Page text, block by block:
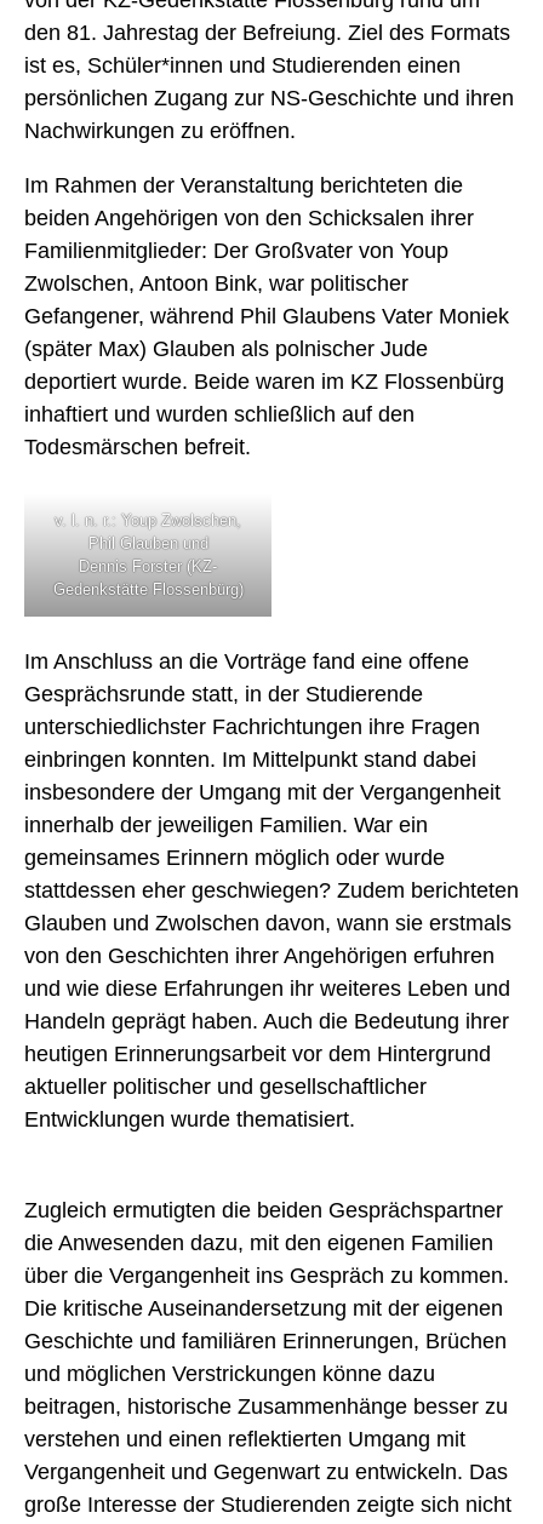
NEWS
ÜBER UNS
TEAM
BEIRAT & MITGLIEDER
PRESSESTIMMEN
FORSCHUNG & PROJEKTE
ARBEITSPROGRAMM
PROJEKTE
ARCHIV
STUDIUM
MASTER PUBLIC HISTORY UND KULTURVERMITTLUNG
KOLLOQUIUM
VERANSTALTUNGEN
Kontakt Impressum Datenschutz
den 81. Jahrestag der Befreiung. Ziel des Formats
ist es, Schüler*innen und Studierenden einen
persönlichen Zugang zur NS-Geschichte und ihren
Nachwirkungen zu eröffnen.
Im Rahmen der Veranstaltung berichteten die
beiden Angehörigen von den Schicksalen ihrer
Familienmitglieder: Der Großvater von Youp
Zwolschen, Antoon Bink, war politischer
Gefangener, während Phil Glaubens Vater Moniek
(später Max) Glauben als polnischer Jude
deportiert wurde. Beide waren im KZ Flossenbürg
inhaftiert und wurden schließlich auf den
Todesmärschen befreit.
v. l. n. r.: Youp Zwolschen,
Phil Glauben und
Dennis Forster (KZ-
Gedenkstätte Flossenbürg)
Im Anschluss an die Vorträge fand eine offene
Gesprächsrunde statt, in der Studierende
unterschiedlichster Fachrichtungen ihre Fragen
einbringen konnten. Im Mittelpunkt stand dabei
insbesondere der Umgang mit der Vergangenheit
innerhalb der jeweiligen Familien. War ein
gemeinsames Erinnern möglich oder wurde
stattdessen eher geschwiegen? Zudem berichteten
Glauben und Zwolschen davon, wann sie erstmals
von den Geschichten ihrer Angehörigen erfuhren
und wie diese Erfahrungen ihr weiteres Leben und
Handeln geprägt haben. Auch die Bedeutung ihrer
heutigen Erinnerungsarbeit vor dem Hintergrund
aktueller politischer und gesellschaftlicher
Entwicklungen wurde thematisiert.
Zugleich ermutigten die beiden Gesprächspartner
die Anwesenden dazu, mit den eigenen Familien
über die Vergangenheit ins Gespräch zu kommen.
Die kritische Auseinandersetzung mit der eigenen
Geschichte und familiären Erinnerungen, Brüchen
und möglichen Verstrickungen könne dazu
beitragen, historische Zusammenhänge besser zu
verstehen und einen reflektierten Umgang mit
Vergangenheit und Gegenwart zu entwickeln. Das
große Interesse der Studierenden zeigte sich nicht